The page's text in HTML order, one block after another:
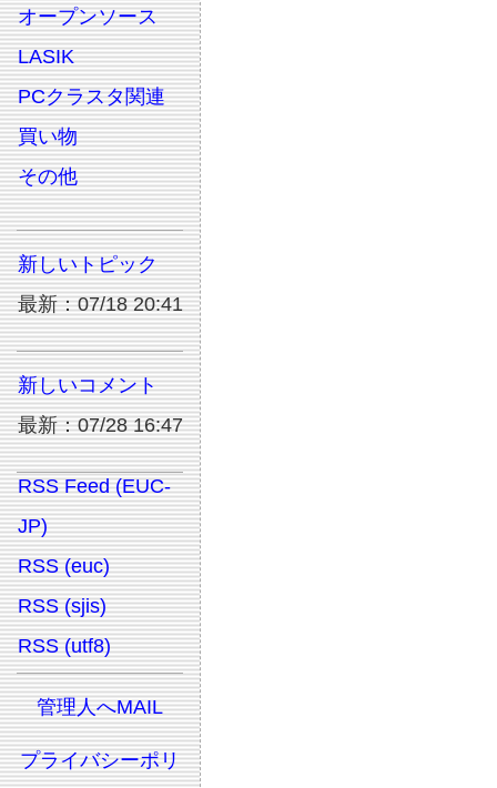
オープンソース
LASIK
PCクラスタ関連
買い物
その他
新しいトピック
最新：07/18 20:41
新しいコメント
最新：07/28 16:47
RSS Feed (EUC-
JP)
RSS (euc)
RSS (sjis)
RSS (utf8)
管理人へMAIL
プライバシーポリ